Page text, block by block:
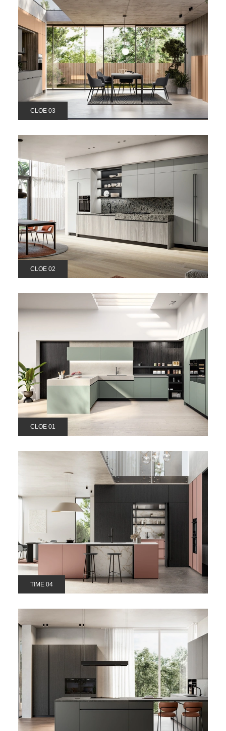
CLOE 03
CLOE 02
CLOE 01
TIME 04